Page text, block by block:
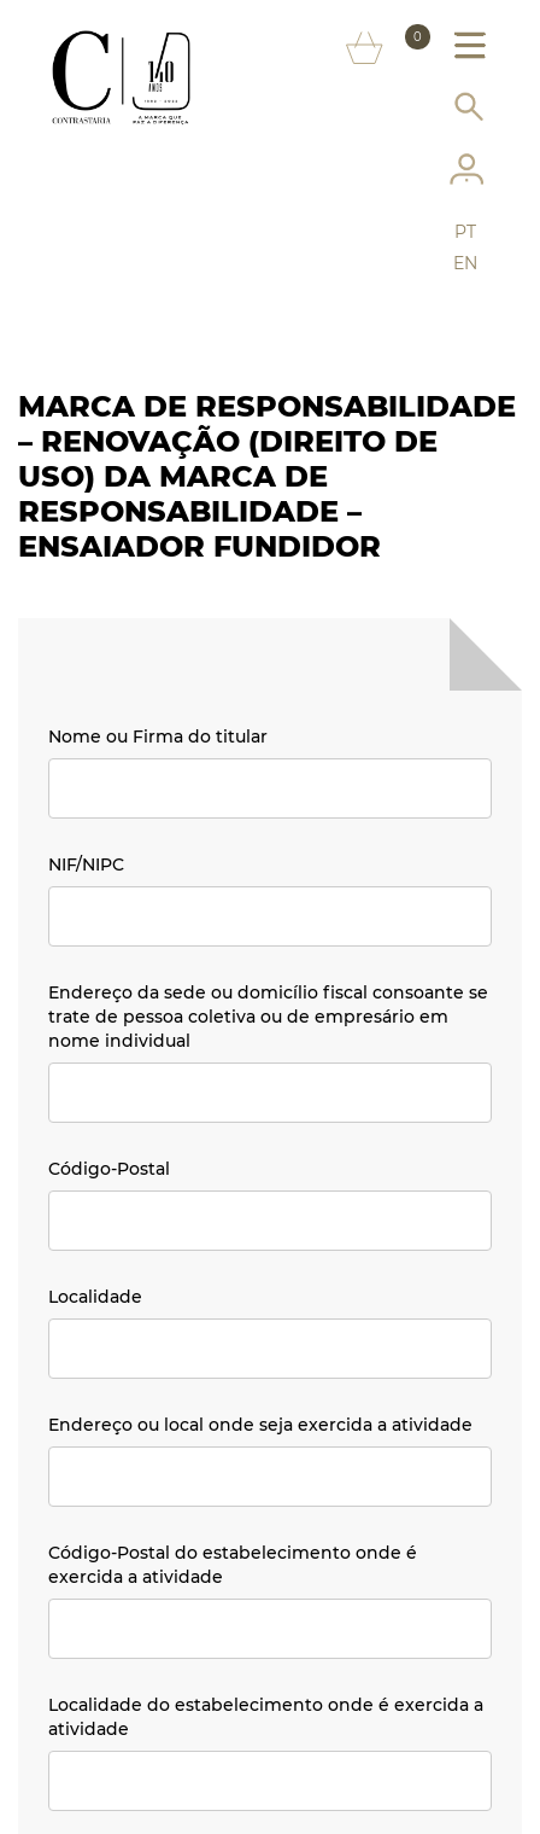
0
INFORMAÇÃO AO CONSUMIDOR
SERVIÇOS
MAIS CONTRASTARIA
PT
EN
MARCA DE RESPONSABILIDADE
– RENOVAÇÃO (DIREITO DE
USO) DA MARCA DE
RESPONSABILIDADE –
ENSAIADOR FUNDIDOR
Nome ou Firma do titular
Nome ou Firma do titular
NIF/NIPC
NIF/NIPC
Endereço da sede ou domicílio fiscal consoante se
Endereço da sede ou domicílio fiscal consoante se
trate de pessoa coletiva ou de empresário em
nome individual
Código-Postal
Código-Postal
Localidade
Localidade
Endereço ou local onde seja exercida a atividade
Endereço ou local onde seja exercida a atividade
Código-Postal do estabelecimento onde é exercida a
Código-Postal do estabelecimento onde é
exercida a atividade
Localidade do estabelecimento onde é exercida a
Localidade do estabelecimento onde é exercida a
atividade